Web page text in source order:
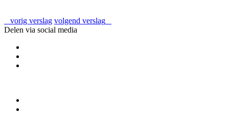
vorig verslag volgend verslag
Delen via social media